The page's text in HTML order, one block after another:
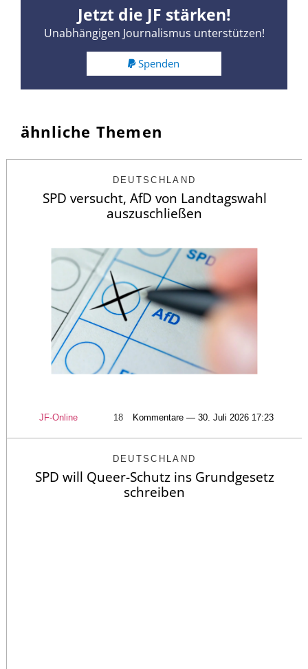
Jetzt die JF stärken!
Unabhängigen Journalismus unterstützen!
Spenden
ähnliche Themen
DEUTSCHLAND
SPD versucht, AfD von Landtagswahl
auszuschließen
JF-Online 18 Kommentare — 30. Juli 2026 17:23
DEUTSCHLAND
SPD will Queer-Schutz ins Grundgesetz
schreiben